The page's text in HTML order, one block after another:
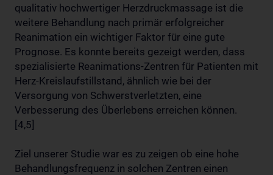
qualitativ hochwertiger Herzdruckmassage ist die
weitere Behandlung nach primär erfolgreicher
Reanimation ein wichtiger Faktor für eine gute
Prognose. Es konnte bereits gezeigt werden, dass
spezialisierte Reanimations-Zentren für Patienten mit
Herz-Kreislaufstillstand, ähnlich wie bei der
Versorgung von Schwerstverletzten, eine
Verbesserung des Überlebens erreichen können.
[4,5]
Ziel unserer Studie war es zu zeigen ob eine hohe
Behandlungsfrequenz in solchen Zentren einen